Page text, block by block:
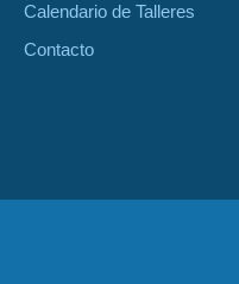
Calendario de Talleres
Contacto